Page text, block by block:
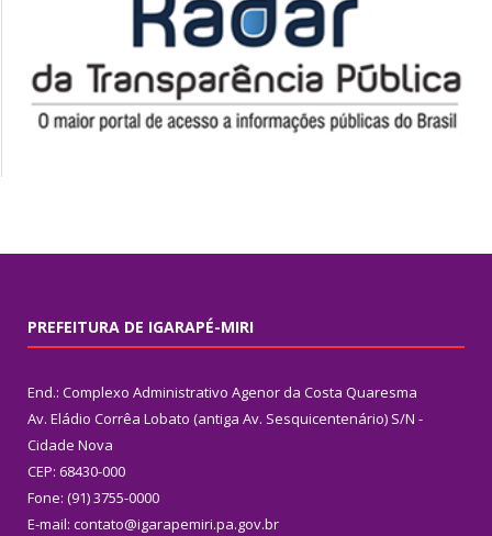
PREFEITURA DE IGARAPÉ-MIRI
End.: Complexo Administrativo Agenor da Costa Quaresma
Av. Eládio Corrêa Lobato (antiga Av. Sesquicentenário) S/N -
Cidade Nova
CEP: 68430-000
Fone: (91) 3755-0000
E-mail: contato@igarapemiri.pa.gov.br